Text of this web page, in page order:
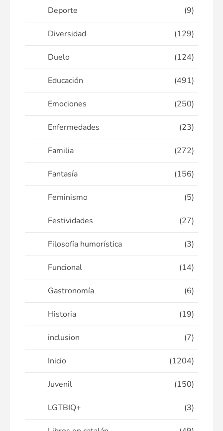
Deporte (9)
Diversidad (129)
Duelo (124)
Educación (491)
Emociones (250)
Enfermedades (23)
Familia (272)
Fantasía (156)
Feminismo (5)
Festividades (27)
Filosofía humorística (3)
Funcional (14)
Gastronomía (6)
Historia (19)
inclusion (7)
Inicio (1204)
Juvenil (150)
LGTBIQ+ (3)